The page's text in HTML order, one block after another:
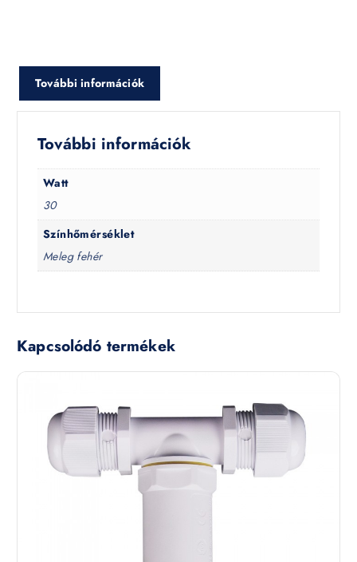
További információk
További információk
Watt
30
Színhőmérséklet
Meleg fehér
Kapcsolódó termékek